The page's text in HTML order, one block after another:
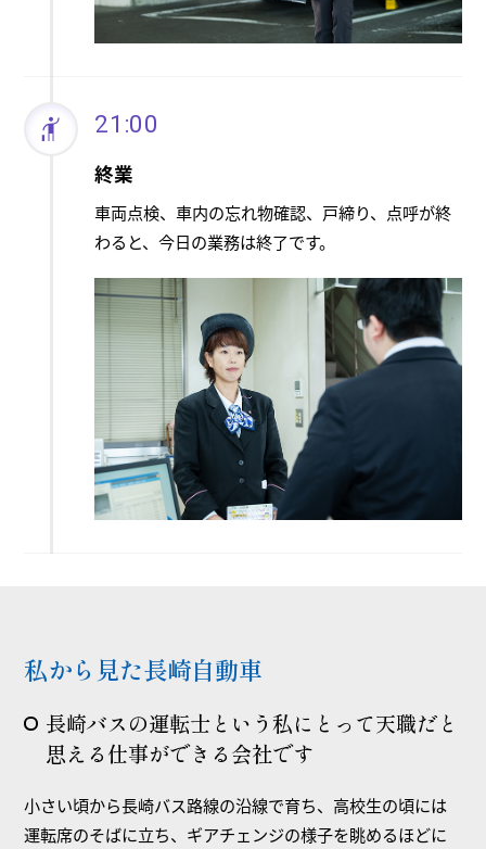
21:00
終業
車両点検、車内の忘れ物確認、戸締り、点呼が終
わると、今日の業務は終了です。
私から見た長崎自動車
長崎バスの運転士という私にとって天職だと
思える仕事ができる会社です
小さい頃から長崎バス路線の沿線で育ち、高校生の頃には
運転席のそばに立ち、ギアチェンジの様子を眺めるほどに